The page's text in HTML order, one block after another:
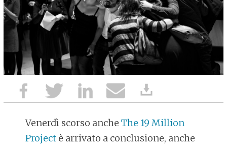
Venerdì scorso ancheThe 19 Million
Project è arrivato a conclusione, anche